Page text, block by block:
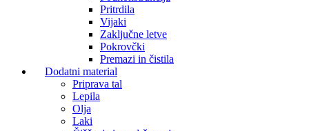
Pritrdila
Vijaki
Zaključne letve
Pokrovčki
Premazi in čistila
Dodatni material
Priprava tal
Lepila
Olja
Laki